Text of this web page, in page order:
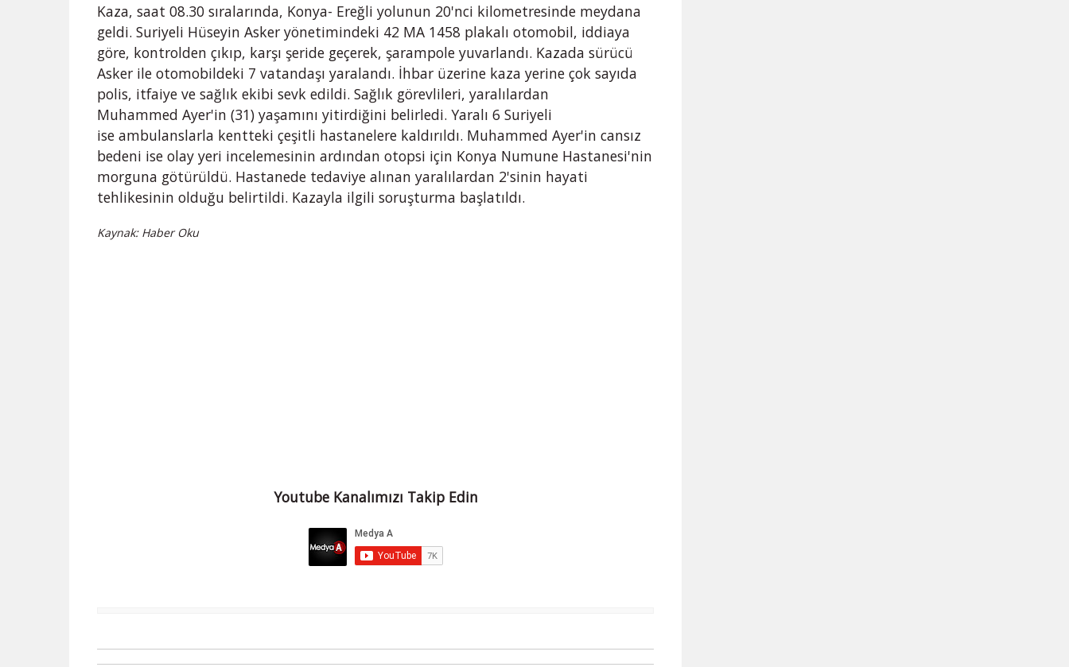
Kaza, saat 08.30 sıralarında, Konya- Ereğli yolunun 20'nci kilometresinde meydana
geldi. Suriyeli Hüseyin Asker yönetimindeki 42 MA 1458 plakalı otomobil, iddiaya
göre, kontrolden çıkıp, karşı şeride geçerek, şarampole yuvarlandı. Kazada sürücü
Asker ile otomobildeki 7 vatandaşı yaralandı. İhbar üzerine kaza yerine çok sayıda
polis, itfaiye ve sağlık ekibi sevk edildi. Sağlık görevlileri, yaralılardan
Muhammed Ayer'in (31) yaşamını yitirdiğini belirledi. Yaralı 6 Suriyeli
ise ambulanslarla kentteki çeşitli hastanelere kaldırıldı. Muhammed Ayer'in cansız
bedeni ise olay yeri incelemesinin ardından otopsi için Konya Numune Hastanesi'nin
morguna götürüldü. Hastanede tedaviye alınan yaralılardan 2'sinin hayati
tehlikesinin olduğu belirtildi. Kazayla ilgili soruşturma başlatıldı.
Kaynak: Haber Oku
Youtube Kanalımızı Takip Edin